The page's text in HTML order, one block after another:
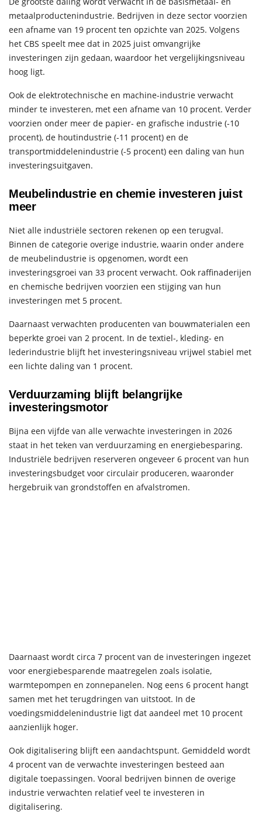
metaalproductenindustrie. Bedrijven in deze sector voorzien
een afname van 19 procent ten opzichte van 2025. Volgens
het CBS speelt mee dat in 2025 juist omvangrijke
investeringen zijn gedaan, waardoor het vergelijkingsniveau
hoog ligt.
Ook de elektrotechnische en machine-industrie verwacht
minder te investeren, met een afname van 10 procent. Verder
voorzien onder meer de papier- en grafische industrie (-10
procent), de houtindustrie (-11 procent) en de
transportmiddelenindustrie (-5 procent) een daling van hun
investeringsuitgaven.
Meubelindustrie en chemie investeren juist
meer
Niet alle industriële sectoren rekenen op een terugval.
Binnen de categorie overige industrie, waarin onder andere
de meubelindustrie is opgenomen, wordt een
investeringsgroei van 33 procent verwacht. Ook raffinaderijen
en chemische bedrijven voorzien een stijging van hun
investeringen met 5 procent.
Daarnaast verwachten producenten van bouwmaterialen een
beperkte groei van 2 procent. In de textiel-, kleding- en
lederindustrie blijft het investeringsniveau vrijwel stabiel met
een lichte daling van 1 procent.
Verduurzaming blijft belangrijke
investeringsmotor
Bijna een vijfde van alle verwachte investeringen in 2026
staat in het teken van verduurzaming en energiebesparing.
Industriële bedrijven reserveren ongeveer 6 procent van hun
investeringsbudget voor circulair produceren, waaronder
hergebruik van grondstoffen en afvalstromen.
Daarnaast wordt circa 7 procent van de investeringen ingezet
voor energiebesparende maatregelen zoals isolatie,
warmtepompen en zonnepanelen. Nog eens 6 procent hangt
samen met het terugdringen van uitstoot. In de
voedingsmiddelenindustrie ligt dat aandeel met 10 procent
aanzienlijk hoger.
Ook digitalisering blijft een aandachtspunt. Gemiddeld wordt
4 procent van de verwachte investeringen besteed aan
digitale toepassingen. Vooral bedrijven binnen de overige
industrie verwachten relatief veel te investeren in
digitalisering.